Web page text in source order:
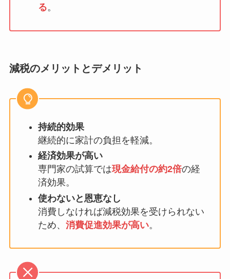
る。
減税のメリットとデメリット
持続的効果
継続的に家計の負担を軽減。
経済効果が高い
専門家の試算では現金給付の約2倍の経
済効果。
使わないと恩恵なし
消費しなければ減税効果を受けられない
ため、 消費促進効果が高い。